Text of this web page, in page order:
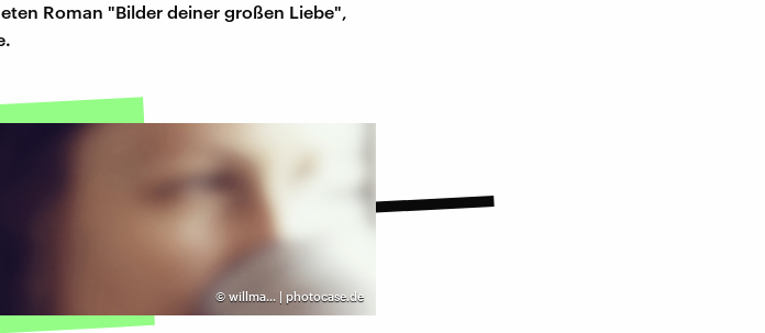
Roman "Bilder deiner großen Liebe",
© willma... | photocase.de